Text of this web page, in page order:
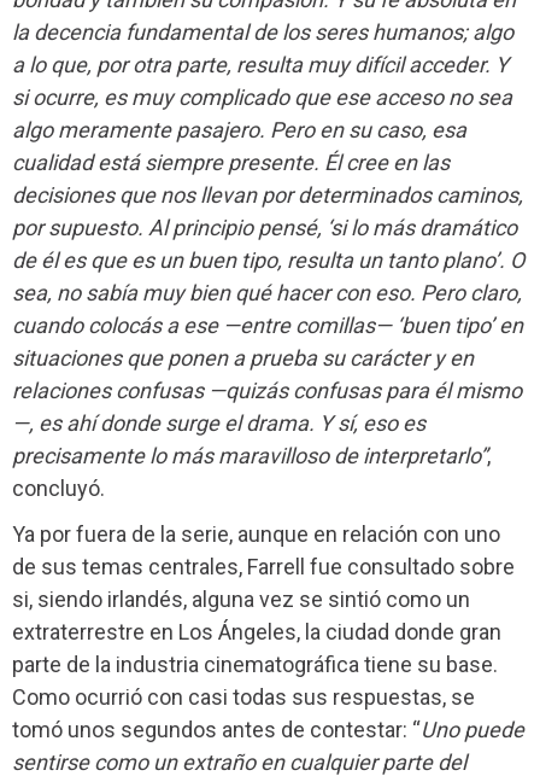
la decencia fundamental de los seres humanos; algo
a lo que, por otra parte, resulta muy difícil acceder. Y
si ocurre, es muy complicado que ese acceso no sea
algo meramente pasajero. Pero en su caso, esa
cualidad está siempre presente. Él cree en las
decisiones que nos llevan por determinados caminos,
por supuesto. Al principio pensé, ‘si lo más dramático
de él es que es un buen tipo, resulta un tanto plano’. O
sea, no sabía muy bien qué hacer con eso. Pero claro,
cuando colocás a ese —entre comillas— ‘buen tipo’ en
situaciones que ponen a prueba su carácter y en
relaciones confusas —quizás confusas para él mismo
—, es ahí donde surge el drama. Y sí, eso es
precisamente lo más maravilloso de interpretarlo”,
concluyó.
Ya por fuera de la serie, aunque en relación con uno
de sus temas centrales, Farrell fue consultado sobre
si, siendo irlandés, alguna vez se sintió como un
extraterrestre en Los Ángeles, la ciudad donde gran
parte de la industria cinematográfica tiene su base.
Como ocurrió con casi todas sus respuestas, se
tomó unos segundos antes de contestar: “Uno puede
sentirse como un extraño en cualquier parte del